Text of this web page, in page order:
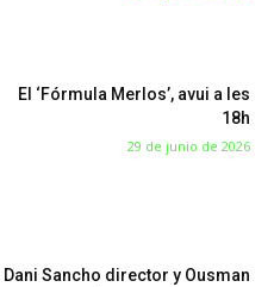
El ‘Fórmula Merlos’, avui a les
18h
29 de junio de 2026
Dani Sancho director y Ousman